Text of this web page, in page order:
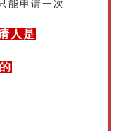
能申请一次
人是